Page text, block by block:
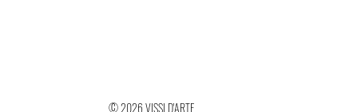
© 2026 VISSI D'ARTE